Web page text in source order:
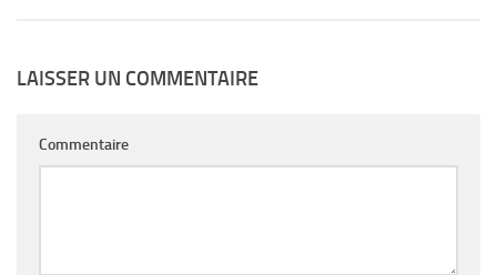
LAISSER UN COMMENTAIRE
Commentaire